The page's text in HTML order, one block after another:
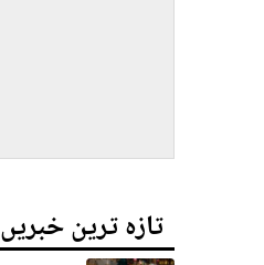
تازہ ترین خبریں